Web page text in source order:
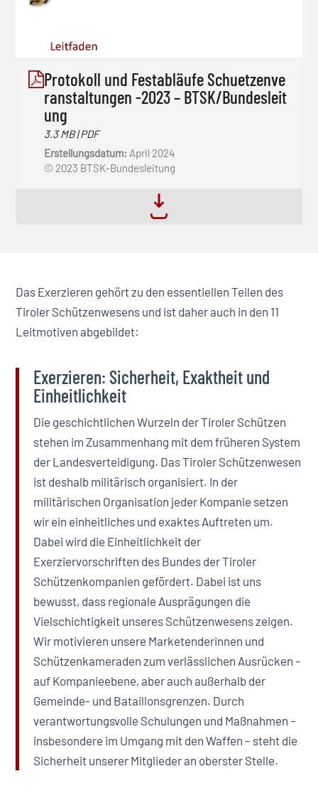
Protokoll und Festabläufe Schuetzenve
ranstaltungen -2023 – BTSK/Bundesleit
ung
3.3 MB | PDF
Erstellungsdatum: April 2024
© 2023 BTSK-Bundesleitung
Das Exerzieren gehört zu den essentiellen Teilen des
Tiroler Schützenwesens und ist daher auch in den 11
Leitmotiven abgebildet:
Exerzieren: Sicherheit, Exaktheit und
Einheitlichkeit
Die geschichtlichen Wurzeln der Tiroler Schützen
stehen im Zusammenhang mit dem früheren System
der Landesverteidigung. Das Tiroler Schützenwesen
ist deshalb militärisch organisiert. In der
militärischen Organisation jeder Kompanie setzen
wir ein einheitliches und exaktes Auftreten um.
Dabei wird die Einheitlichkeit der
Exerziervorschriften des Bundes der Tiroler
Schützenkompanien gefördert. Dabei ist uns
bewusst, dass regionale Ausprägungen die
Vielschichtigkeit unseres Schützenwesens zeigen.
Wir motivieren unsere Marketenderinnen und
Schützenkameraden zum verlässlichen Ausrücken –
auf Kompanieebene, aber auch außerhalb der
Gemeinde- und Bataillonsgrenzen. Durch
verantwortungsvolle Schulungen und Maßnahmen –
insbesondere im Umgang mit den Waffen – steht die
Sicherheit unserer Mitglieder an oberster Stelle.